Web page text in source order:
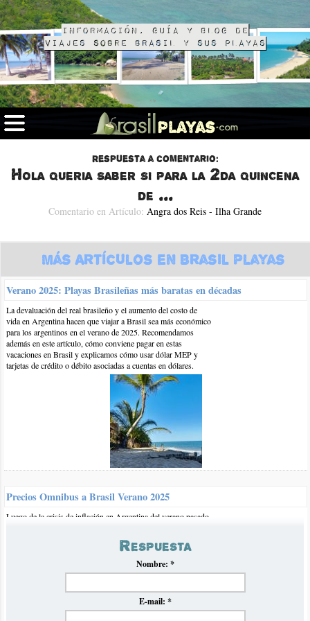
Información, guía y blog de
viajes sobre Brasil y sus playas
Respuesta a comentario:
Hola queria saber si para la 2da quincena
de ...
Comentario en Artículo: Angra dos Reis - Ilha Grande
8-ago-2012 | por Nico
Hola queria saber si para la 2da quincena de febrero necesito
tener reservado algo o ir y conseguir alla, somos 4 y queremos ir
reis o ilha grande?
Respuesta
Nombre: *
E-mail: *
Más Artículos en Brasil Playas
Verano 2025: Playas Brasileñas más baratas en décadas
La devaluación del real brasileño y el aumento del costo de
vida en Argentina hacen que viajar a Brasil sea más económico
para los argentinos en el verano de 2025. Recomendamos
además en este artículo, cómo conviene pagar en estas
vacaciones en Brasil y explicamos cómo usar dólar MEP y
tarjetas de crédito o débito asociadas a cuentas en dólares.
Precios Omnibus a Brasil Verano 2025
Luego de la crisis de inflación en Argentina del verano pasado
precios de omnibús hacia Brasil, volvemos con nuestro
tradicional informe en el que recopilamos y analizamos los